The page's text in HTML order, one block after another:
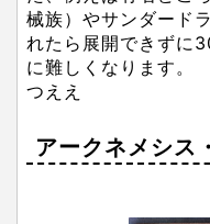
械族）やサンダード
れたら展開できずに
に難しくなります。
つええ
アークネメシス